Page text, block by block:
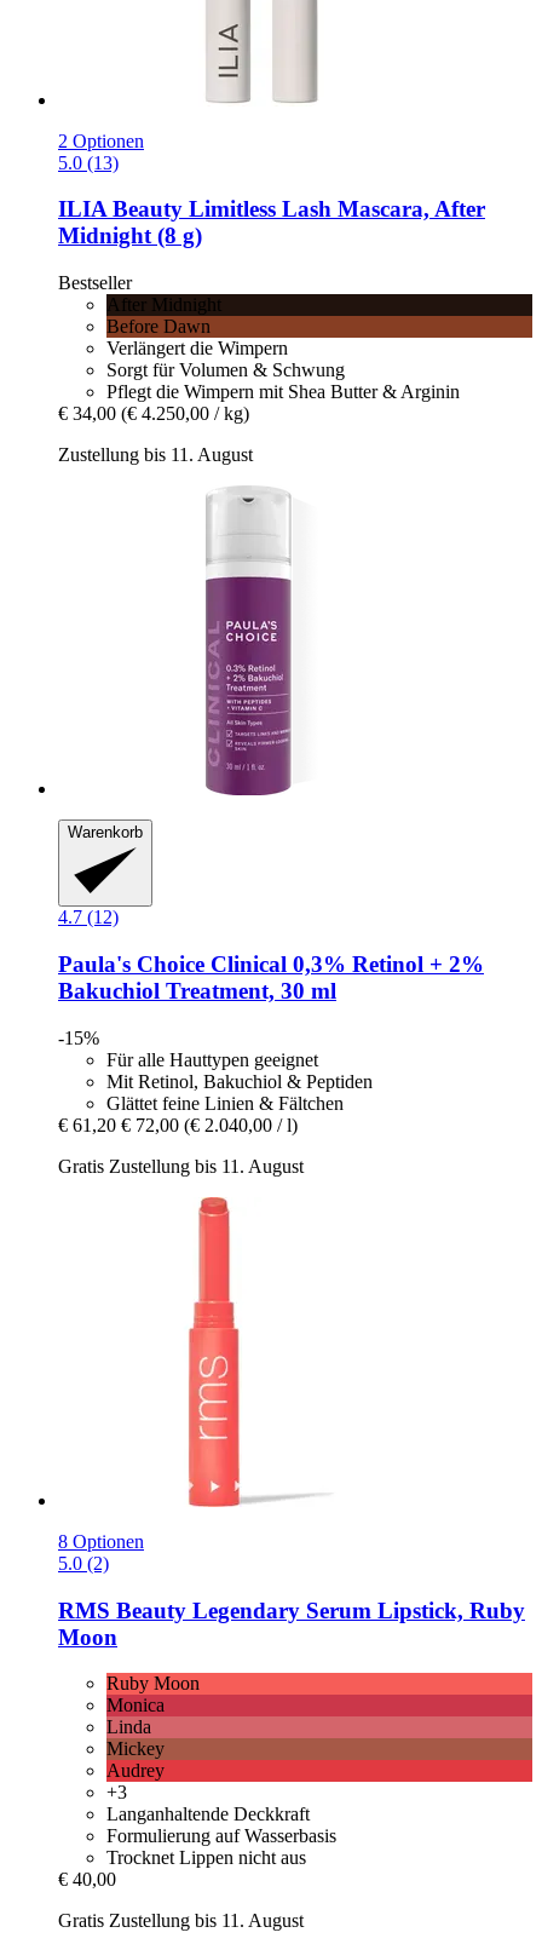
2 Optionen
5.0 (13)
ILIA Beauty Limitless Lash Mascara, After
Midnight (8 g)
Bestseller
After Midnight
Before Dawn
Verlängert die Wimpern
Sorgt für Volumen & Schwung
Pflegt die Wimpern mit Shea Butter & Arginin
€ 34,00 (€ 4.250,00 / kg)
Zustellung bis 11. August
Warenkorb
4.7 (12)
Paula's Choice Clinical 0,3% Retinol + 2%
Bakuchiol Treatment, 30 ml
-15%
Für alle Hauttypen geeignet
Mit Retinol, Bakuchiol & Peptiden
Glättet feine Linien & Fältchen
€ 61,20 € 72,00 (€ 2.040,00 / l)
Gratis Zustellung bis 11. August
8 Optionen
5.0 (2)
RMS Beauty Legendary Serum Lipstick, Ruby
Moon
Ruby Moon
Monica
Linda
Mickey
Audrey
+3
Langanhaltende Deckkraft
Formulierung auf Wasserbasis
Trocknet Lippen nicht aus
€ 40,00
Gratis Zustellung bis 11. August